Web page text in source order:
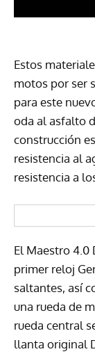
Estos
motos por ser
para este
oda al asfalto
construcción
resistencia al
resistencia a
El Maestro 4.0
primer reloj
saltantes, así
una rueda de
rueda central
llanta original